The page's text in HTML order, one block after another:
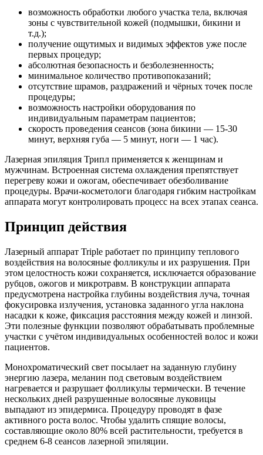
возможность обработки любого участка тела, включая
зоны с чувствительной кожей (подмышки, бикини и
т.д.);
получение ощутимых и видимых эффектов уже после
первых процедур;
абсолютная безопасность и безболезненность;
минимальное количество противопоказаний;
отсутствие шрамов, раздражений и чёрных точек после
процедуры;
возможность настройки оборудования по
индивидуальным параметрам пациентов;
скорость проведения сеансов (зона бикини — 15-30
минут, верхняя губа — 5 минут, ноги — 1 час).
Лазерная эпиляция Трипл применяется к женщинам и
мужчинам. Встроенная система охлаждения препятствует
перегреву кожи и ожогам, обеспечивает обезболивание
процедуры. Врачи-косметологи благодаря гибким настройкам
аппарата могут контролировать процесс на всех этапах сеанса.
Принцип действия
Лазерный аппарат Triple работает по принципу теплового
воздействия на волосяные фолликулы и их разрушения. При
этом целостность кожи сохраняется, исключается образование
рубцов, ожогов и микротравм. В конструкции аппарата
предусмотрена настройка глубины воздействия луча, точная
фокусировка излучения, установка заданного угла наклона
насадки к коже, фиксация расстояния между кожей и линзой.
Эти полезные функции позволяют обрабатывать проблемные
участки с учётом индивидуальных особенностей волос и кожи
пациентов.
Монохроматический свет посылает на заданную глубину
энергию лазера, меланин под световым воздействием
нагревается и разрушает фолликулы термически. В течение
нескольких дней разрушенные волосяные луковицы
выпадают из эпидермиса. Процедуру проводят в фазе
активного роста волос. Чтобы удалить спящие волосы,
составляющие около 80% всей растительности, требуется в
среднем 6-8 сеансов лазерной эпиляции.